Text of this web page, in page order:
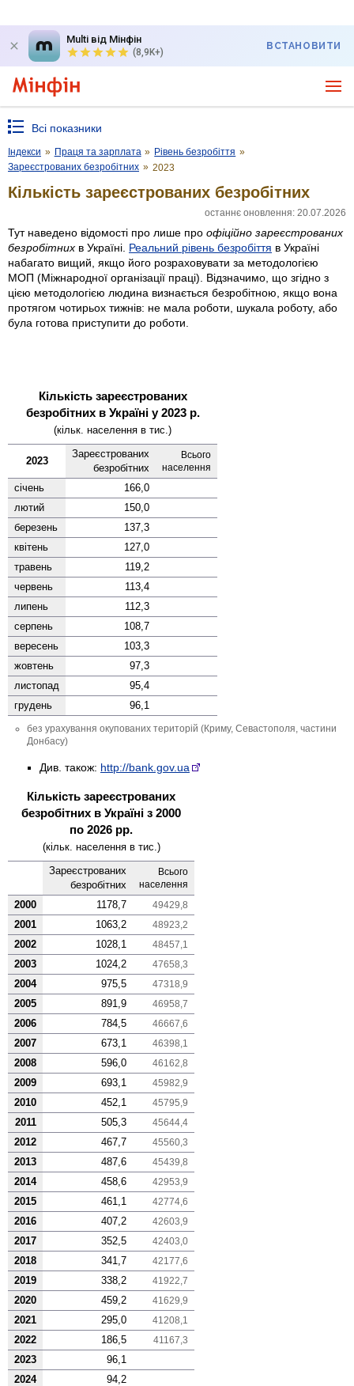
Multi від Мінфін
(8,9K+)
ВСТАНОВИТИ
Всі показники
Індекси » Праця та зарплата » Рівень безробіття »
Зареєстрованих безробітних » 2023
Кількість зареєстрованих безробітних
останнє оновлення: 20.07.2026
Тут наведено відомості про лише про офіційно зареєстрованих
безробітних в Україні. Реальний рівень безробіття в Україні
набагато вищий, якщо його розраховувати за методологією
МОП (Міжнародної організації праці). Відзначимо, що згідно з
цією методологією людина визнається безробітною, якщо вона
протягом чотирьох тижнів: не мала роботи, шукала роботу, або
була готова приступити до роботи.
Кількість зареєстрованих
безробітних в Україні у 2023 р.
(кільк. населення в тис.)
2023
Заре­єстро­ваних
безро­бітних
Всього
насе­лення
січень
166,0
лютий
150,0
березень
137,3
квітень
127,0
травень
119,2
червень
113,4
липень
112,3
серпень
108,7
вересень
103,3
жовтень
97,3
листопад
95,4
грудень
96,1
без урахування окупованих територій (Криму, Севастополя, частини
Донбасу)
Див. також: http://bank.gov.ua
Кількість зареєстрованих
безробітних в Україні з 2000
по 2026 рр.
(кільк. населення в тис.)
Заре­єстро­ваних
безро­бітних
Всього
насе­лення
2000 1178,7 49429,8
2001 1063,2 48923,2
2002 1028,1 48457,1
2003 1024,2 47658,3
2004 975,5 47318,9
2005 891,9 46958,7
2006 784,5 46667,6
2007 673,1 46398,1
2008 596,0 46162,8
2009 693,1 45982,9
2010 452,1 45795,9
2011 505,3 45644,4
2012 467,7 45560,3
2013 487,6 45439,8
2014 458,6 42953,9
2015 461,1 42774,6
2016 407,2 42603,9
2017 352,5 42403,0
2018 341,7 42177,6
2019 338,2 41922,7
2020 459,2 41629,9
2021 295,0 41208,1
2022 186,5 41167,3
2023
96,1
2024
94,2